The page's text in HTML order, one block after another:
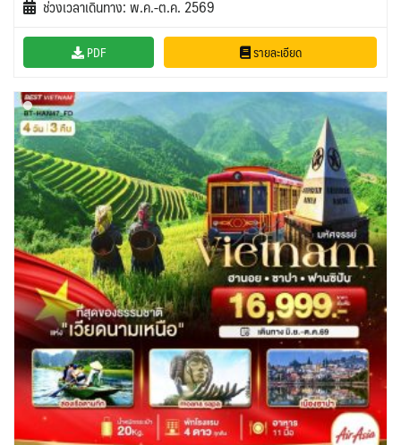
ช่วงเวลาเดินทาง: พ.ค.-ต.ค. 2569
PDF รายละเอียด